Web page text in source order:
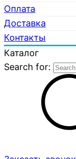
Оплата
Доставка
Контакты
Каталог
Search for: